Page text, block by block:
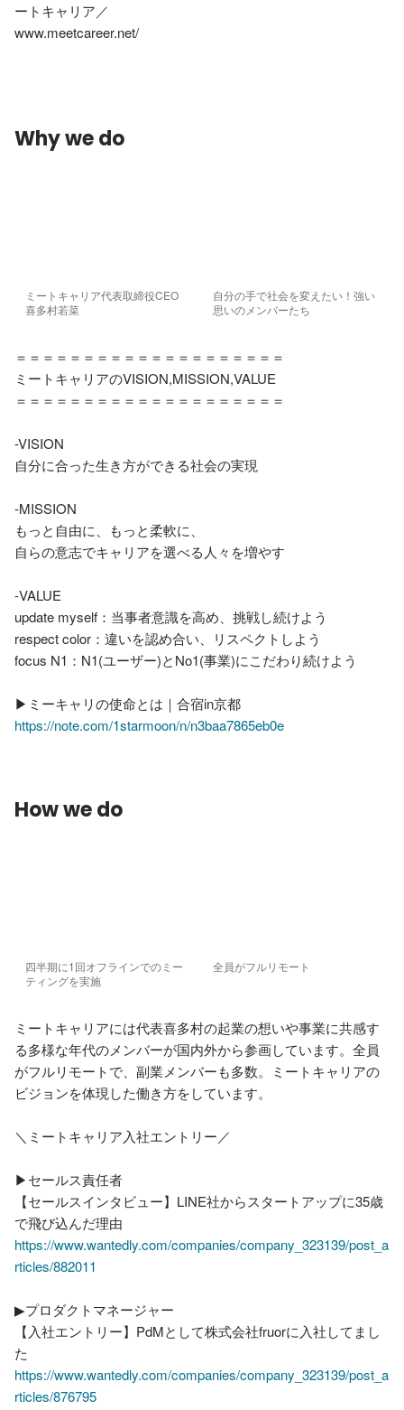
ートキャリア／
www.meetcareer.net/
Why we do
ミートキャリア代表取締役CEO
喜多村若菜
自分の手で社会を変えたい！強い
思いのメンバーたち
＝＝＝＝＝＝＝＝＝＝＝＝＝＝＝＝＝＝＝＝
ミートキャリアのVISION,MISSION,VALUE
＝＝＝＝＝＝＝＝＝＝＝＝＝＝＝＝＝＝＝＝
-VISION
自分に合った生き方ができる社会の実現
-MISSION
もっと自由に、もっと柔軟に、
自らの意志でキャリアを選べる人々を増やす
-VALUE
update myself：当事者意識を高め、挑戦し続けよう
respect color：違いを認め合い、リスペクトしよう
focus N1：N1(ユーザー)とNo1(事業)にこだわり続けよう
https://note.com/1starmoon/n/n3baa7865eb0e
How we do
四半期に1回オフラインでのミー
ティングを実施
全員がフルリモート
ミートキャリアには代表喜多村の起業の想いや事業に共感す
る多様な年代のメンバーが国内外から参画しています。全員
がフルリモートで、副業メンバーも多数。ミートキャリアの
ビジョンを体現した働き方をしています。
＼ミートキャリア入社エントリー／
▶セールス責任者
【セールスインタビュー】LINE社からスタートアップに35歳
https://www.wantedly.com/companies/company_323139/post_a
rticles/882011
▶︎プロダクトマネージャー
【入社エントリー】PdMとして株式会社fruorに入社してまし
https://www.wantedly.com/companies/company_323139/post_a
rticles/876795